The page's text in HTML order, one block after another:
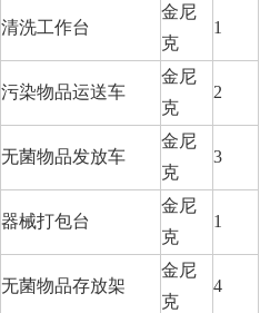
清洗工作台
金尼
克
1
污染物品运送车
金尼
克
2
无菌物品发放车
金尼
克
3
器械打包台
金尼
克
1
无菌物品存放架
金尼
克
4